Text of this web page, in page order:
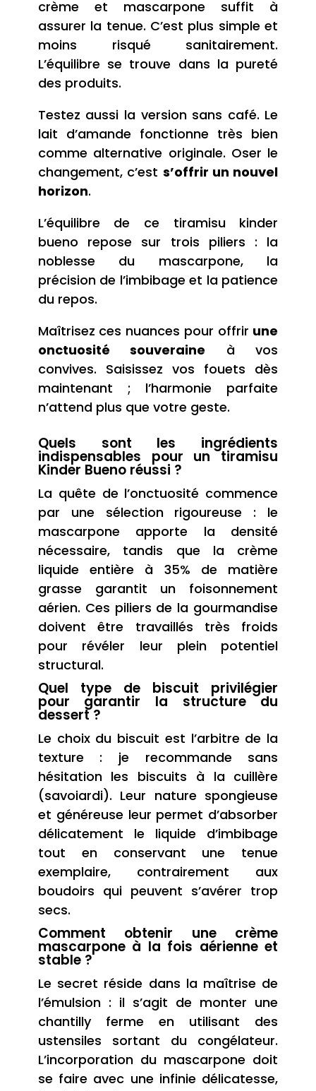
crème et mascarpone suffit à
assurer la tenue. C’est plus simple et
moins risqué sanitairement.
L’équilibre se trouve dans la pureté
des produits.
Testez aussi la version sans café. Le
lait d’amande fonctionne très bien
comme alternative originale. Oser le
changement, c’est s’offrir un nouvel
horizon.
L’équilibre de ce tiramisu kinder
bueno repose sur trois piliers : la
noblesse du mascarpone, la
précision de l’imbibage et la patience
du repos.
Maîtrisez ces nuances pour offrir une
onctuosité souveraine à vos
convives. Saisissez vos fouets dès
maintenant ; l’harmonie parfaite
n’attend plus que votre geste.
Quels sont les ingrédients
indispensables pour un tiramisu
Kinder Bueno réussi ?
La quête de l’onctuosité commence
par une sélection rigoureuse : le
mascarpone apporte la densité
nécessaire, tandis que la crème
liquide entière à 35% de matière
grasse garantit un foisonnement
aérien. Ces piliers de la gourmandise
doivent être travaillés très froids
pour révéler leur plein potentiel
structural.
Quel type de biscuit privilégier
pour garantir la structure du
dessert ?
Le choix du biscuit est l’arbitre de la
texture : je recommande sans
hésitation les biscuits à la cuillère
(savoiardi). Leur nature spongieuse
et généreuse leur permet d’absorber
délicatement le liquide d’imbibage
tout en conservant une tenue
exemplaire, contrairement aux
boudoirs qui peuvent s’avérer trop
secs.
Comment obtenir une crème
mascarpone à la fois aérienne et
stable ?
Le secret réside dans la maîtrise de
l’émulsion : il s’agit de monter une
chantilly ferme en utilisant des
ustensiles sortant du congélateur.
L’incorporation du mascarpone doit
se faire avec une infinie délicatesse,